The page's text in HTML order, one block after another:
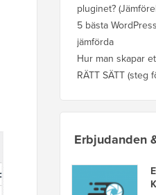
pluginet?
5 bästa
jämförda
Hur man skapar
RÄTT SÄTT (steg
Erbjudanden